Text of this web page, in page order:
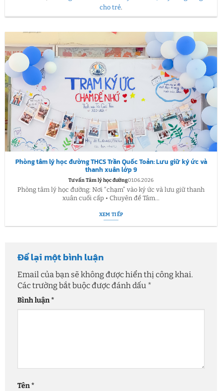
cho trẻ.
Phòng tâm lý học đường THCS Trần Quốc Toản: Lưu giữ ký ức và
thanh xuân lớp 9
Tư vấn Tâm lý học đường01.06.2026
Phòng tâm lý học đường: Nơi “chạm” vào ký ức và lưu giữ thanh
xuân cuối cấp • Chuyên đề Tâm...
XEM TIẾP
Để lại một bình luận
Email của bạn sẽ không được hiển thị công khai.
Các trường bắt buộc được đánh dấu *
Bình luận*
Tên*